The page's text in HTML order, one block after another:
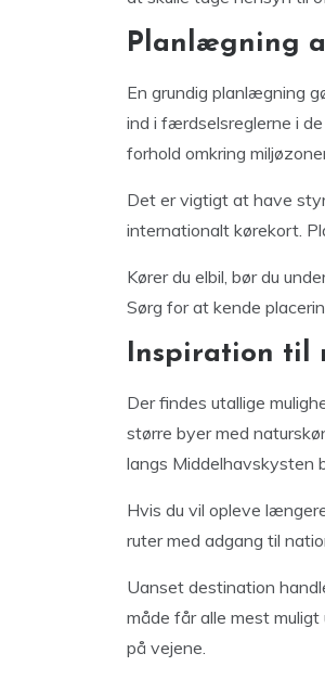
Planlægning
En grundig planlægning
ind i færdselsreglerne i
forhold omkring
Det er vigtigt at have
internationalt kørekort.
Kører du elbil, bør du
Sørg for at kende
Inspiration til
Der findes utallige
større byer med
langs Middelhavskysten
Hvis du vil opleve
ruter med adgang til
Uanset destination
måde får alle mest
på vejene.